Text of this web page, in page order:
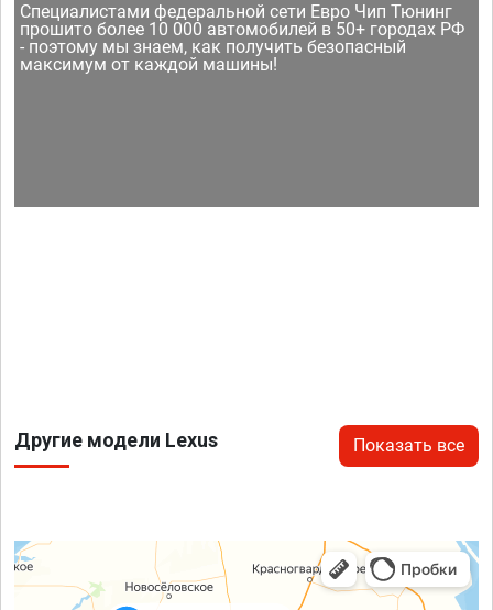
Специалистами федеральной сети Евро Чип Тюнинг
прошито более 10 000 автомобилей в 50+ городах РФ
- поэтому мы знаем, как получить безопасный
максимум от каждой машины!
Другие модели Lexus Показать все